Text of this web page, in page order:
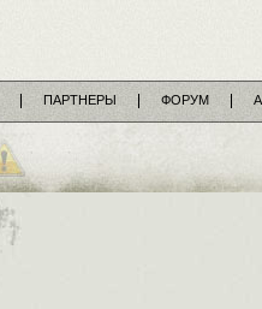
ПАРТНЕРЫ ФОРУМ